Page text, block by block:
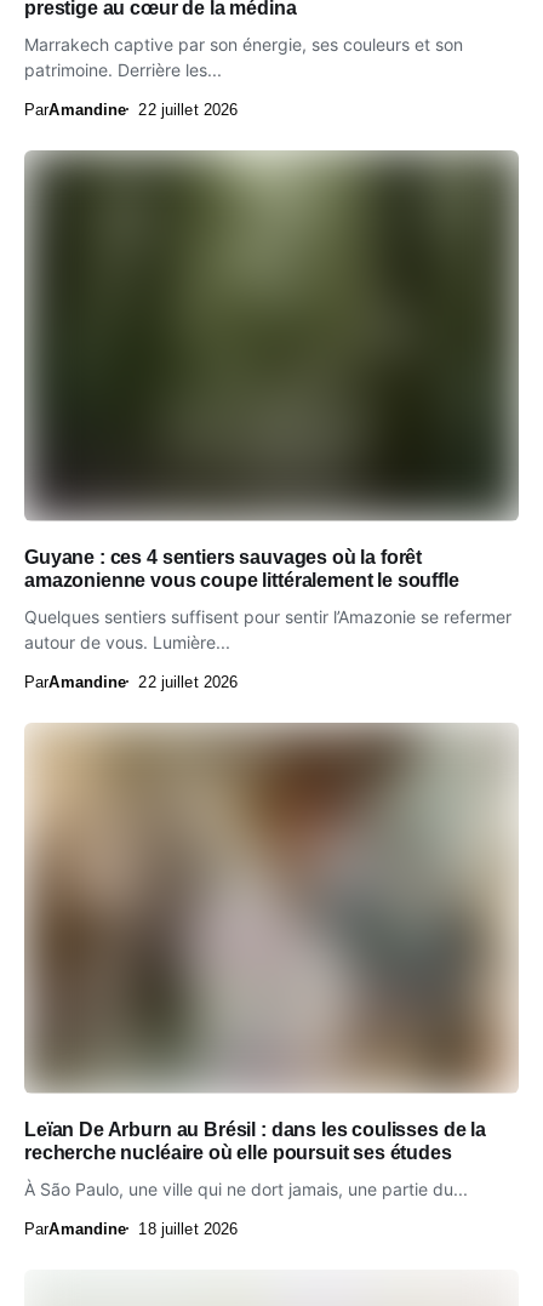
prestige au cœur de la médina
Marrakech captive par son énergie, ses couleurs et son
patrimoine. Derrière les...
ParAmandine 22 juillet 2026
Guyane : ces 4 sentiers sauvages où la forêt
amazonienne vous coupe littéralement le souffle
Quelques sentiers suffisent pour sentir l’Amazonie se refermer
autour de vous. Lumière...
ParAmandine 22 juillet 2026
Leïan De Arburn au Brésil : dans les coulisses de la
recherche nucléaire où elle poursuit ses études
À São Paulo, une ville qui ne dort jamais, une partie du...
ParAmandine 18 juillet 2026